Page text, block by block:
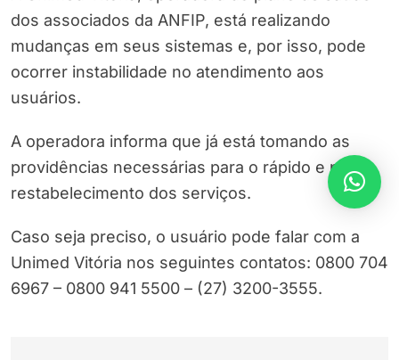
dos associados da ANFIP, está realizando
mudanças em seus sistemas e, por isso, pode
ocorrer instabilidade no atendimento aos
usuários.
A operadora informa que já está tomando as
providências necessárias para o rápido e pleno
restabelecimento dos serviços.
Caso seja preciso, o usuário pode falar com a
Unimed Vitória nos seguintes contatos: 0800 704
6967 – 0800 941 5500 – (27) 3200-3555.